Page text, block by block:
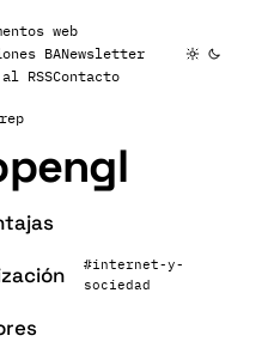
web
BANewsletter
RSSContacto
#internet-y-
sociedad